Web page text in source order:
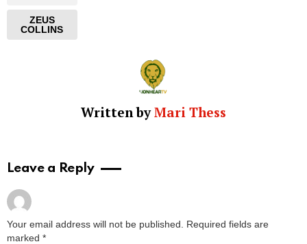
ZEUS
COLLINS
Written byMari Thess
Leave a Reply
Your email address will not be published.
Required fields are
marked *